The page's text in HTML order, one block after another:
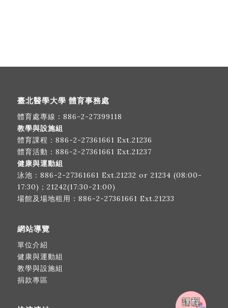
臺北醫學大學 體育事務處
體育處專線： 886-2-27399118
教學與設施組
體育課程： 886-2-27361661 Ext.21236
體育活動： 886-2-27361661 Ext.21237
健康與運動組
泳池： 886-2-27361661 Ext.21232 or 21234 (08:00-
17:30)；21242(17:30-21:00)
場館及場地租用： 886-2-27361661 Ext.21233
網站導覽
單位介紹
健康與運動組
教學與設施組
捐款專區